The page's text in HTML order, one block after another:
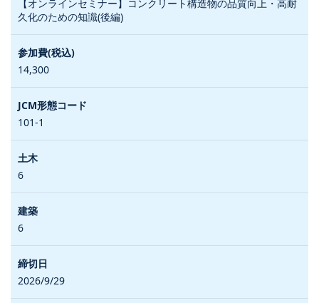
【オンラインセミナー】コンクリート構造物の品質向上・高耐
久化のための知識(後編)
14,300
101-1
6
6
2026/9/29